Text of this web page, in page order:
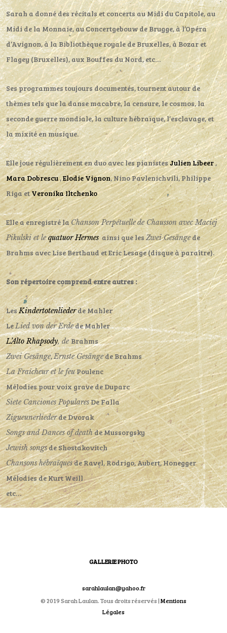
Sarah a donné des récitals et concerts au Midi du Capitole, au
Midi de la Monnaie, au Concertgebouw de Brugge, à l’Opéra
d’Avignon, à la Bibliothèque royale de Bruxelles, à Bozar et
Flagey (Bruxelles), aux Bouffes du Nord, etc…
Ses programmes toujours documentés, tournent autour de
thèmes tels que la danse macabre, la censure, le cosmos, la
seconde guerre mondiale, la culture hébraïque, l’esclavage, et
la mixité en musique.
Elle joue régulièrement en duo avec les pianistesJulien Libeer,
Mara Dobrescu,Elodie Vignon, Nino Pavlenichvili, Philippe
Riga etVeronika Iltchenko
Elle a enregistré laChanson Perpétuellede Chaussonavec Maciej
Pikulski et lequatuor Hermes ainsi que lesZwei Gesängede
Brahms avec Lise Berthaud et Eric Lesage (disque à paraître).
Son répertoire comprend entre autres :
LesKindertotenliederde Mahler
LeLied von der Erdede Mahler
L’Alto Rhapsody, deBrahms
Zwei Gesänge,Ernste Gesängede Brahms
La Fraîcheur et le feuPoulenc
Mélodies pour voix grave de Duparc
Siete Canciones PopularesDe Falla
Zigueunerliederde Dvorak
Songs and Dances of deathde Mussorgsky
Jewish songsde Shostakovitch
Chansons hébraïquesde Ravel, Rodrigo, Aubert, Honegger
Mélodies de Kurt Weill
etc…
GALLERIE PHOTO
sarahlaulan@yahoo.fr
© 2019 Sarah Laulan. Tous droits réservés |Mentions
Légales